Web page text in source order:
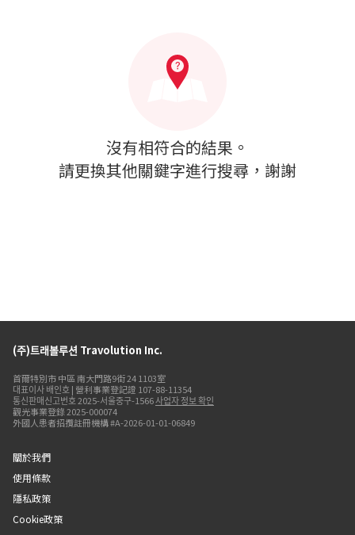
沒有相符合的結果。
請更換其他關鍵字進行搜尋，謝謝
(주)트래볼루션 Travolution Inc.
首爾特別市 中區 南大門路9街 24 1103室
대표이사 배인호 | 營利事業登記證 107-88-11354
통신판매신고번호 2025-서울중구-1566사업자 정보 확인
觀光事業登錄 2025-000074
外國人患者招攬註冊機構 #A-2026-01-01-06849
關於我們
使用條款
隱私政策
Cookie政策